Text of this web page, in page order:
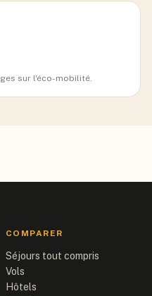
sur l'éco-mobilité.
COMPARER
Séjours tout compris
Vols
Hôtels